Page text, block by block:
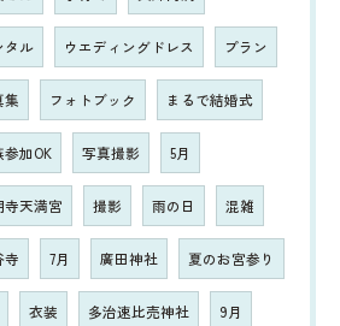
タル ウエディングドレス プラン
集 フォトブック まるで結婚式
参加OK 写真撮影 5月
寺天満宮 撮影 雨の日 混雑
寺 7月 廣田神社 夏のお宮参り
衣装 多治速比売神社 9月